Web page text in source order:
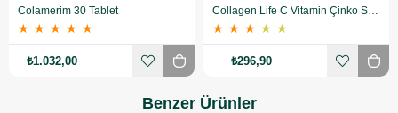
Colamerim 30 Tablet
★ ★ ★ ★ ★
₺1.032,00
Collagen Life C Vitamin Çinko Selenyum 500 mg 90 Tablet
★ ★ ★ ★ ★
₺296,90
Benzer Ürünler